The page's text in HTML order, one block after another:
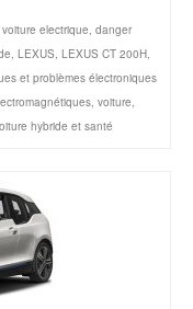
electrique, danger
, LEXUS, LEXUS CT 200H,
et problèmes électroniques
, voiture,
hybride et santé